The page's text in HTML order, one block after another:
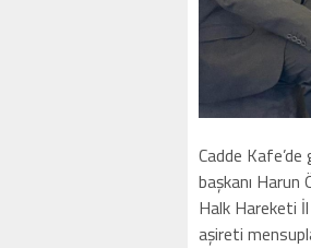
Cadde
başkanı Harun
Halk Hareketi
aşireti